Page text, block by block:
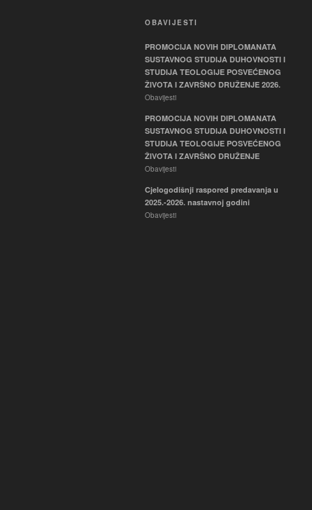
OBAVIJESTI
PROMOCIJA NOVIH DIPLOMANATA
SUSTAVNOG STUDIJA DUHOVNOSTI I
STUDIJA TEOLOGIJE POSVEĆENOG
ŽIVOTA I ZAVRŠNO DRUŽENJE 2026.
Obavijesti
PROMOCIJA NOVIH DIPLOMANATA
SUSTAVNOG STUDIJA DUHOVNOSTI I
STUDIJA TEOLOGIJE POSVEĆENOG
ŽIVOTA I ZAVRŠNO DRUŽENJE
Obavijesti
Cjelogodišnji raspored predavanja u
2025.-2026. nastavnoj godini
Obavijesti